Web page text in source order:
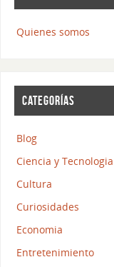
Quienes somos
CATEGORÍAS
Blog
Ciencia y Tecnologia
Cultura
Curiosidades
Economia
Entretenimiento